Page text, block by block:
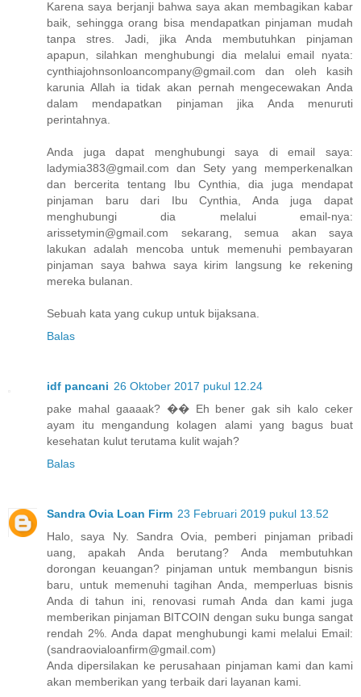
Karena saya berjanji bahwa saya akan membagikan kabar
baik, sehingga orang bisa mendapatkan pinjaman mudah
tanpa stres. Jadi, jika Anda membutuhkan pinjaman
apapun, silahkan menghubungi dia melalui email nyata:
cynthiajohnsonloancompany@gmail.com dan oleh kasih
karunia Allah ia tidak akan pernah mengecewakan Anda
dalam mendapatkan pinjaman jika Anda menuruti
perintahnya.
Anda juga dapat menghubungi saya di email saya:
ladymia383@gmail.com dan Sety yang memperkenalkan
dan bercerita tentang Ibu Cynthia, dia juga mendapat
pinjaman baru dari Ibu Cynthia, Anda juga dapat
menghubungi dia melalui email-nya:
arissetymin@gmail.com sekarang, semua akan saya
lakukan adalah mencoba untuk memenuhi pembayaran
pinjaman saya bahwa saya kirim langsung ke rekening
mereka bulanan.
Sebuah kata yang cukup untuk bijaksana.
Balas
idf pancani 26 Oktober 2017 pukul 12.24
pake mahal gaaaak? �� Eh bener gak sih kalo ceker
ayam itu mengandung kolagen alami yang bagus buat
kesehatan kulut terutama kulit wajah?
Balas
Sandra Ovia Loan Firm 23 Februari 2019 pukul 13.52
Halo, saya Ny. Sandra Ovia, pemberi pinjaman pribadi
uang, apakah Anda berutang? Anda membutuhkan
dorongan keuangan? pinjaman untuk membangun bisnis
baru, untuk memenuhi tagihan Anda, memperluas bisnis
Anda di tahun ini, renovasi rumah Anda dan kami juga
memberikan pinjaman BITCOIN dengan suku bunga sangat
rendah 2%. Anda dapat menghubungi kami melalui Email:
(sandraovialoanfirm@gmail.com)
Anda dipersilakan ke perusahaan pinjaman kami dan kami
akan memberikan yang terbaik dari layanan kami.